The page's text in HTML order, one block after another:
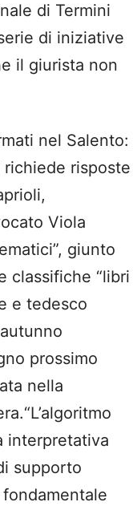
di Termini
di iniziative
il giurista non
nel Salento:
risposte
Viola
giunto
classifiche “libri
e tedesco
prossimo
nella
interpretativa
supporto